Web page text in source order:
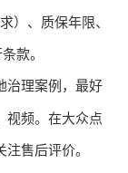
）、质保年限、
款。
治理案例，最好
视频。在大众点
售后评价。